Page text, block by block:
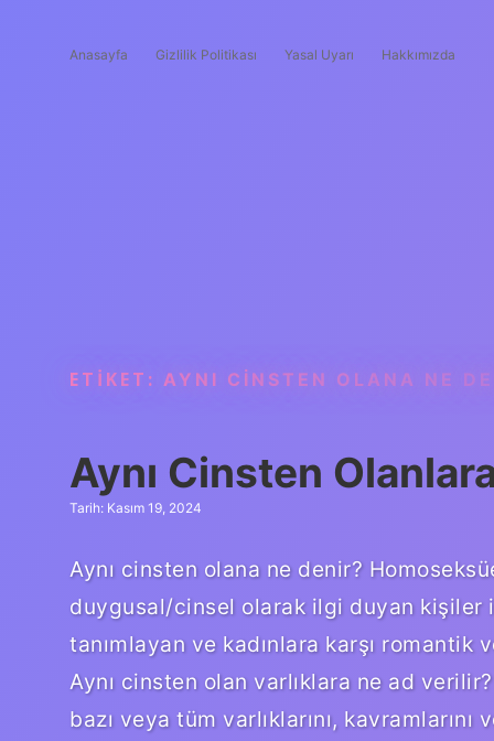
Anasayfa Gizlilik Politikası Yasal Uyarı Hakkımızda
ETIKET: AYNI CINSTEN OLANA NE
Aynı Cinsten
Tarih: Kasım 19, 2024
Aynı cinsten olana ne denir?
duygusal/cinsel olarak ilgi duyan kişiler
tanımlayan ve kadınlara karşı
Aynı cinsten olan varlıklara ne ad
bazı veya tüm varlıklarını,